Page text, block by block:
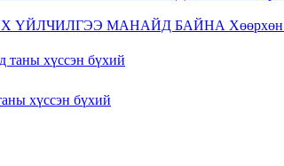
ҮЙЛЧИЛГЭЭ МАНАЙД БАЙНА Хөөрхөн
хүссэн бүхий